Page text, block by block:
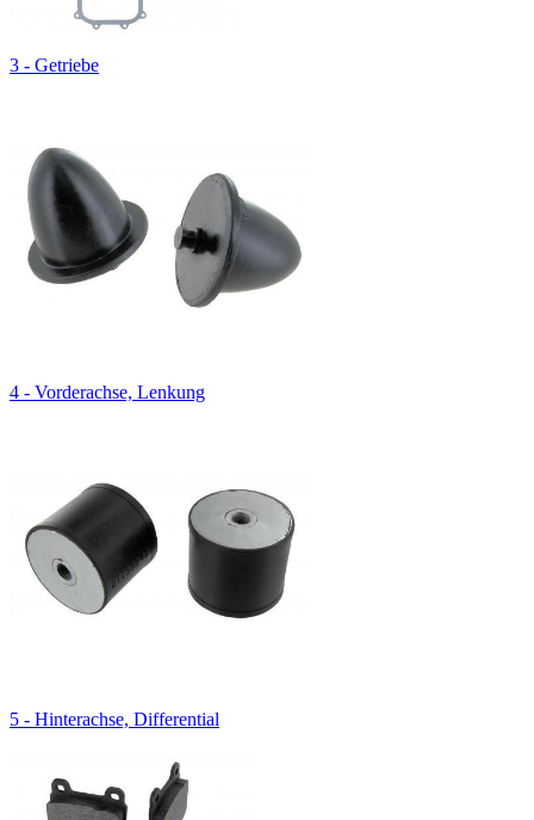
3 - Getriebe
4 - Vorderachse, Lenkung
5 - Hinterachse, Differential